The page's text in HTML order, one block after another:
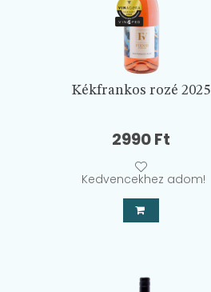
Kékfrankos rozé 2025
2990Ft
Kedvencekhez adom!